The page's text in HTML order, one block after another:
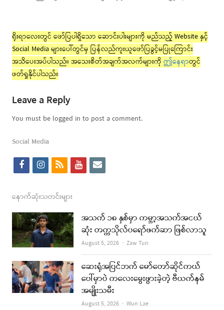
ရိုးရာလေးတွင် ဖော်ပြပါရှိသော ဆောင်းပါးများကို မည်သည့် Website နှင့်
Social Media များပေါ်တွင်မှ ပြန်လည်ကူးယူဖော်ပြခွင့်မပြုကြောင်း
အသိပေးအပ်ပါသည်။ အသေးစိတ်အချက်အလက်များကို ဤနေရာတွင်
ဖတ်ရှုနိုင်ပါသည်။
Leave a Reply
You must be logged in to post a comment.
Social Media
f
c
e
b
o
o
k
i
s
t
a
g
r
a
m
r
s
y
t
u
b
e
e
i
l
နောက်ဆုံးသတင်းများ
အသက် ၁၈ နှစ်မှာ ကမ္ဘာ့အသက်အငယ်
ဆုံး တက္ကသိုလ်ပရော်ဖက်ဆာ ဖြစ်လာသူ
August 5, 2026 Author
Zaw Tun
ဆေးရုံအပြင်ဘက် မော်တော်ဆိုင်ကယ်
ပေါ်မှာပဲ ကလေးမွေးဖွားခဲ့တဲ့ ဗီယက်နမ်
အမျိုးသမီး
August 5, 2026 Author
Wun Lae